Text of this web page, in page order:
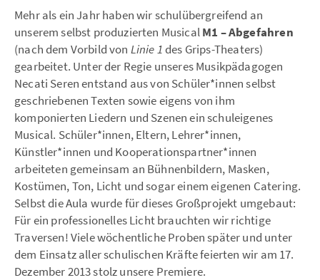
Mehr als ein Jahr haben wir schulübergreifend an
unserem selbst produzierten MusicalM1 – Abgefahren
(nach dem Vorbild von Linie 1des Grips-Theaters)
gearbeitet. Unter der Regie unseres Musikpädagogen
Necati Seren entstand aus von Schüler*innen selbst
geschriebenen Texten sowie eigens von ihm
komponierten Liedern und Szenen ein schuleigenes
Musical. Schüler*innen, Eltern, Lehrer*innen,
Künstler*innen und Kooperationspartner*innen
arbeiteten gemeinsam an Bühnenbildern, Masken,
Kostümen, Ton, Licht und sogar einem eigenen Catering.
Selbst die Aula wurde für dieses Großprojekt umgebaut:
Für ein professionelles Licht brauchten wir richtige
Traversen! Viele wöchentliche Proben später und unter
dem Einsatz aller schulischen Kräfte feierten wir am 17.
Dezember 2013 stolz unsere Premiere.